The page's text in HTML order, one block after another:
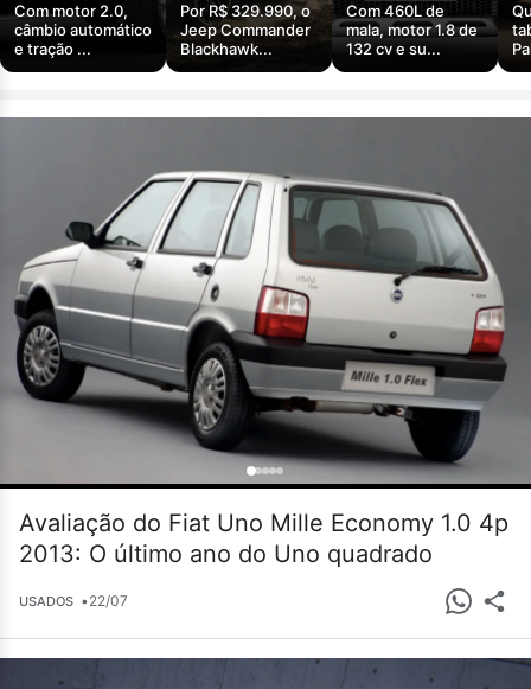
Com motor 2.0,
câmbio automático
e tração ...
Por R$ 329.990, o
Jeep Commander
Blackhawk...
Com 460L de
mala, motor 1.8 de
132 cv e su...
Avaliação do Fiat Uno Mille Economy 1.0 4p
2013: O último ano do Uno quadrado
USADOS •22/07